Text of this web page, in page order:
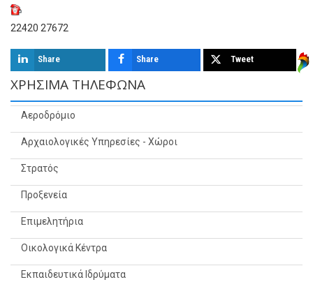
22420 27672
Share Share Tweet
ΧΡΉΣΙΜΑ ΤΗΛΈΦΩΝΑ
Αεροδρόμιο
Αρχαιολογικές Υπηρεσίες - Χώροι
Στρατός
Προξενεία
Επιμελητήρια
Οικολογικά Κέντρα
Εκπαιδευτικά Ιδρύματα